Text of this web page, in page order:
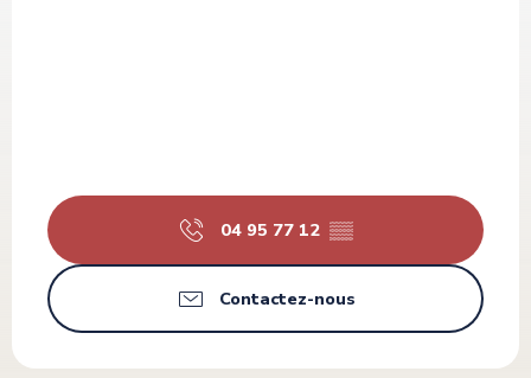
04 95 77 12 ▒▒
Contactez-nous